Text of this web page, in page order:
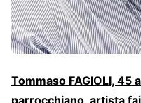
Tommaso FAGIOLI, 45
parrocchiano, artista